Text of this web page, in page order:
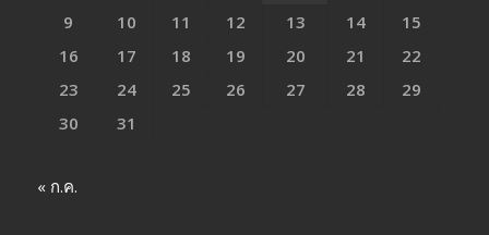
9
10 11 12 13 14
15
16
17 18 19 20 21
22
23
24 25 26 27 28
29
30
31
« ก.ค.